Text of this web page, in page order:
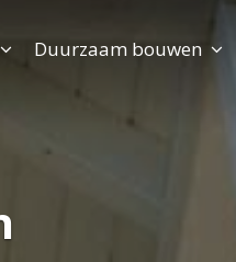
Duurzaam bouwen